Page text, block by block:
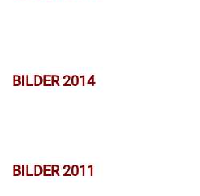
BILDER 2014
BILDER 2011